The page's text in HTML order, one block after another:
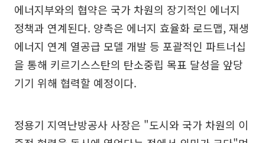
에너지부와의 협약은 국가 차원의 장기적인 에너지
정책과 연계된다. 양측은 에너지 효율화 로드맵, 재생
에너지 연계 열공급 모델 개발 등 포괄적인 파트너십
을 통해 키르기스스탄의 탄소중립 목표 달성을 앞당
기기 위해 협력할 예정이다.
정용기 지역난방공사 사장은 "도시와 국가 차원의 이